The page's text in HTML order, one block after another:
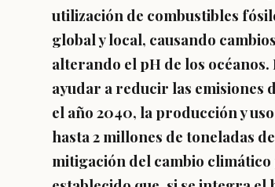
utilización de combustibles
global y local, causando
alterando el pH de los
ayudar a reducir las emisiones
el año 2040, la producción y
hasta 2 millones de toneladas
mitigación del cambio